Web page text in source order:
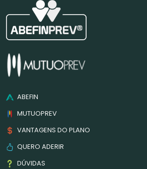
ABEFIN
MUTUOPREV
VANTAGENS DO PLANO
QUERO ADERIR
DÚVIDAS